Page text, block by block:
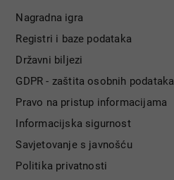
Nagradna igra
Registri i baze podataka
Državni biljezi
GDPR - zaštita osobnih podataka
Pravo na pristup informacijama
Informacijska sigurnost
Savjetovanje s javnošću
Politika privatnosti